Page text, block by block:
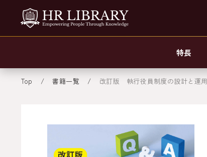
特長
Top 書籍一覧 改訂版 執行役員制度の設計と運用